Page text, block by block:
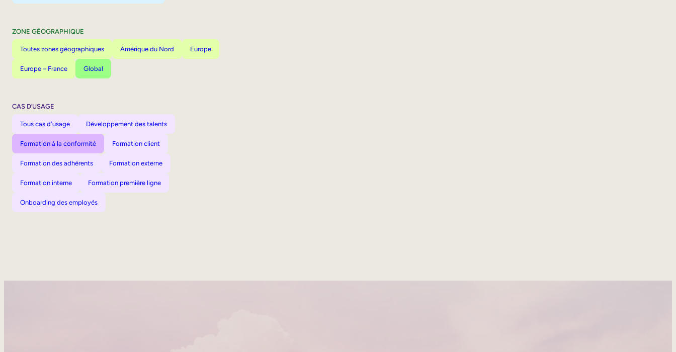
ZONE GÉOGRAPHIQUE
Toutes zones géographiques Amérique du Nord Europe
Europe – France Global
CAS D’USAGE
Tous cas d'usage Développement des talents
Formation à la conformité Formation client
Formation des adhérents Formation externe
Formation interne Formation première ligne
Onboarding des employés